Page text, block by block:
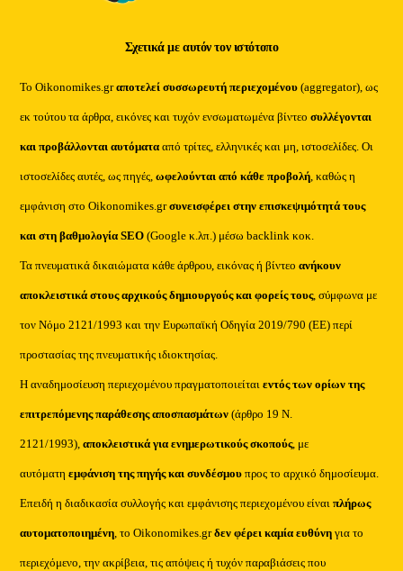
Σχετικά με αυτόν τον ιστότοπο
Το Oikonomikes.grαποτελεί συσσωρευτή περιεχομένου (aggregator), ως
εκ τούτου τα άρθρα, εικόνες και τυχόν ενσωματωμένα βίντεοσυλλέγονται
και προβάλλονται αυτόματααπό τρίτες, ελληνικές και μη, ιστοσελίδες. Οι
ιστοσελίδες αυτές, ως πηγές,ωφελούνται από κάθε προβολή, καθώς η
εμφάνιση στο Oikonomikes.grσυνεισφέρει στην επισκεψιμότητά τους
και στη βαθμολογία SEO (Google κ.λπ.) μέσω backlink κοκ.
Τα πνευματικά δικαιώματα κάθε άρθρου, εικόνας ή βίντεοανήκουν
αποκλειστικά στους αρχικούς δημιουργούς και φορείς τους, σύμφωνα με
τον Νόμο 2121/1993 και την Ευρωπαϊκή Οδηγία 2019/790 (ΕΕ) περί
προστασίας της πνευματικής ιδιοκτησίας.
Η αναδημοσίευση περιεχομένου πραγματοποιείταιεντός των ορίων της
επιτρεπόμενης παράθεσης αποσπασμάτων (άρθρο 19 Ν.
2121/1993), αποκλειστικά για ενημερωτικούς σκοπούς, με
αυτόματηεμφάνιση της πηγής και συνδέσμου προς το αρχικό δημοσίευμα.
Επειδή η διαδικασία συλλογής και εμφάνισης περιεχομένου είναιπλήρως
αυτοματοποιημένη, το Oikonomikes.grδεν φέρει καμία ευθύνη για το
περιεχόμενο, την ακρίβεια, τις απόψεις ή τυχόν παραβιάσεις που